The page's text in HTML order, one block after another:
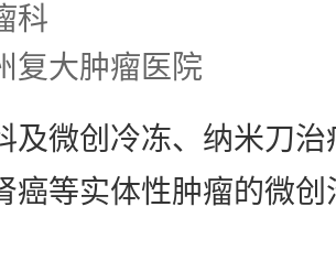
科
复大肿瘤医院
及微创冷冻、纳米刀治
癌等实体性肿瘤的微创